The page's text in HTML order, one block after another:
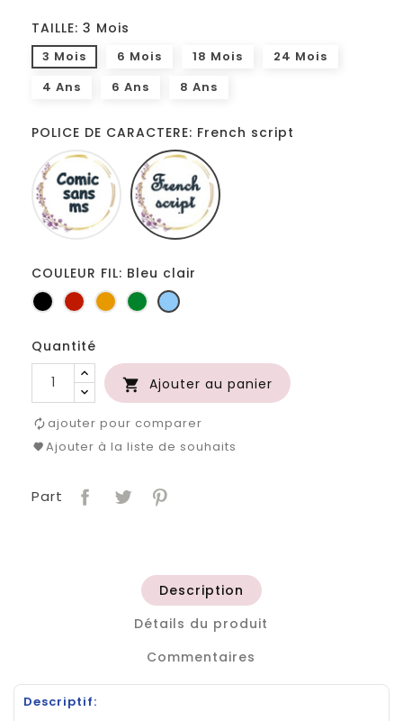
TAILLE: 3 Mois
3 Mois 6 Mois 18 Mois
24 Mois
4 Ans
6 Ans 8 Ans
POLICE DE CARACTERE: French script
Comic
sans
ms
COULEUR FIL: Bleu clair
Noir RougeJaune
d'or
Vert
bouteille
Bleu
clair
Quantité
 Ajouter au panier
ajouter pour comparer
Ajouter à la liste de souhaits
Part
Description
Détails du produit
Commentaires
Descriptif: